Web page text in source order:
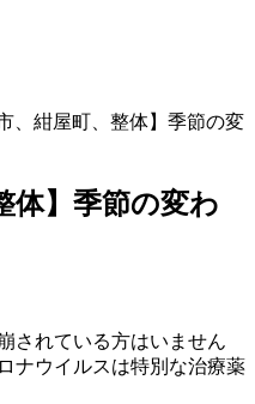
、紺屋町、整体】季節の変
体】季節の変わ
されている方はいません
ナウイルスは特別な治療薬